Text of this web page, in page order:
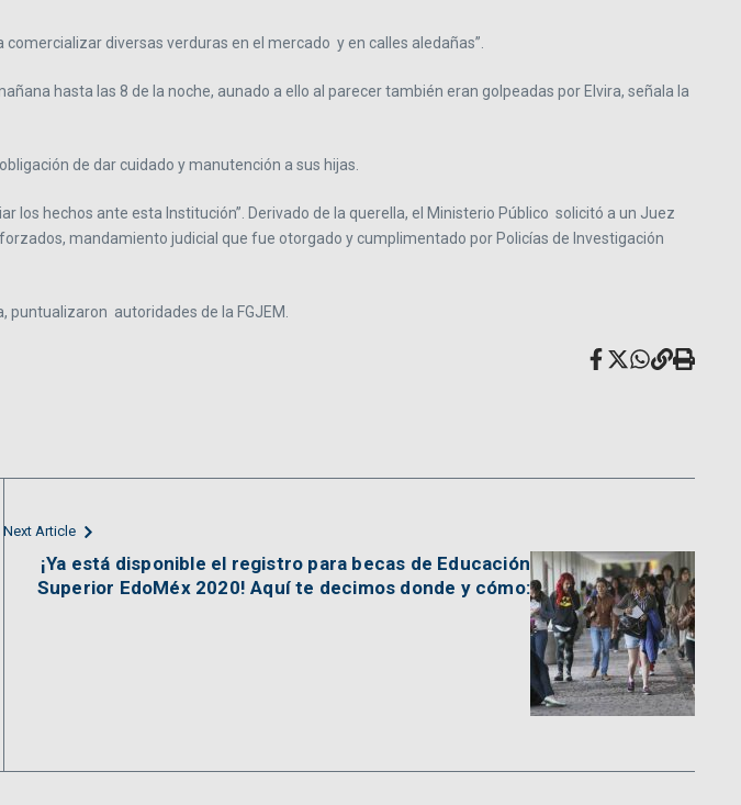
diversas verduras en el mercado y en calles aledañas”.
hasta las 8 de la noche, aunado a ello al parecer también eran golpeadas por Elvira, señala la
de dar cuidado y manutención a sus hijas.
los hechos ante esta Institución”. Derivado de la querella, el Ministerio Público solicitó a un Juez
mandamiento judicial que fue otorgado y cumplimentado por Policías de Investigación
puntualizaron autoridades de la FGJEM.
Next Article
¡Ya está disponible el registro para becas de Educación
Superior EdoMéx 2020! Aquí te decimos donde y cómo: